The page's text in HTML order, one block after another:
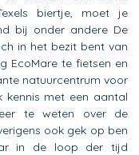
biertje, moet je
bij onder andere De
in het bezit bent van
EcoMare te fietsen en
natuurcentrum voor
kennis met een aantal
te weten over de
ook gek op ben
in de loop der tijd